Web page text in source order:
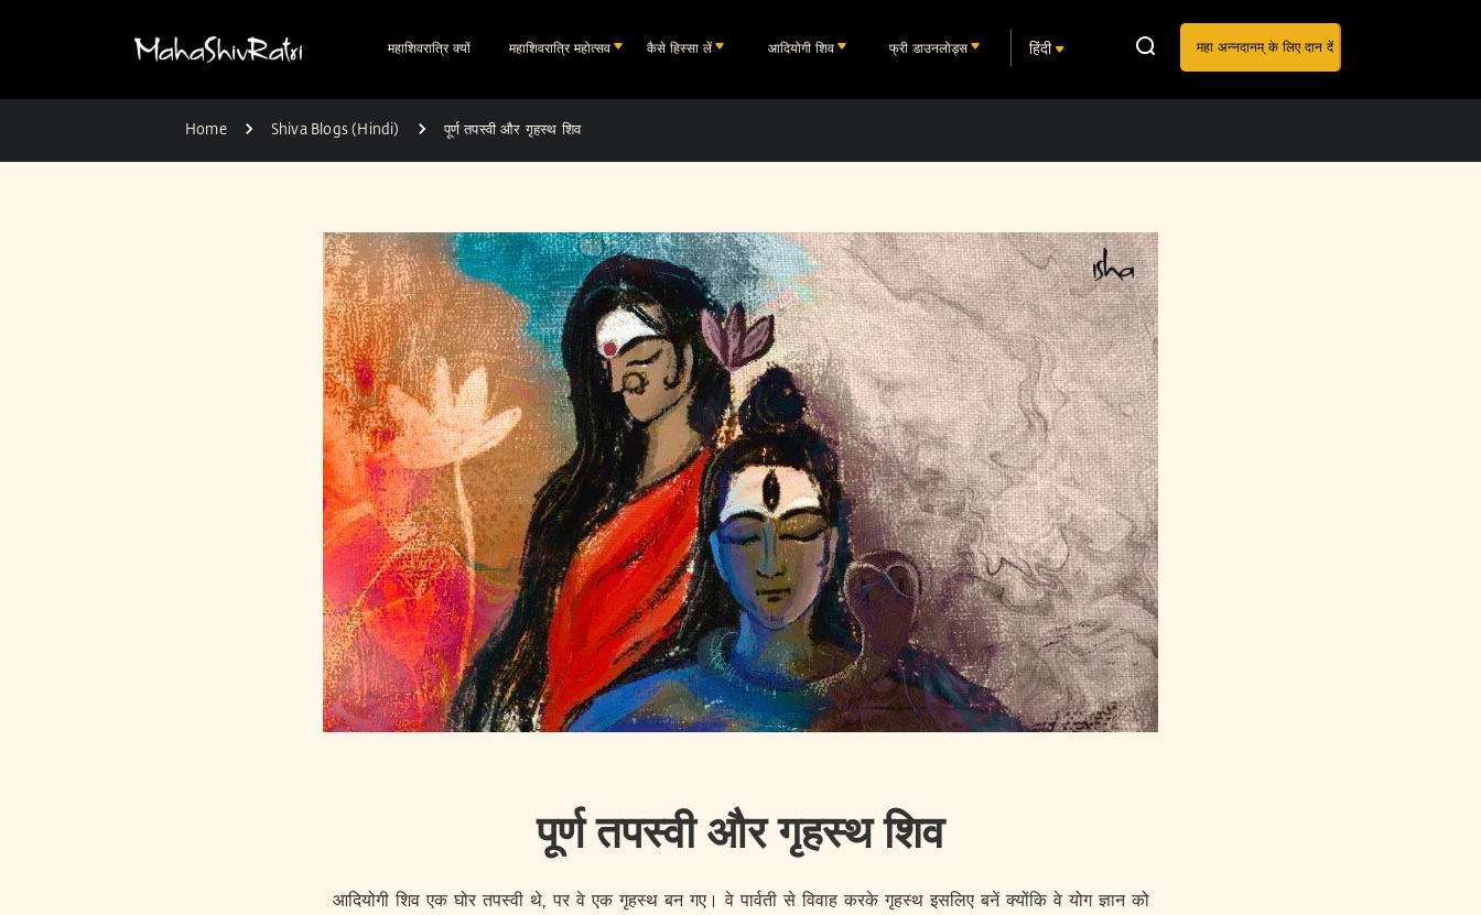
महाशिवरात्रि क्यों महाशिवरात्रि महोत्सव कैसे हिस्सा लें आदियोगी शिव फ्री डाउनलोड्स हिंदी महा अन्नदानम् के लिए दान दें
Home Shiva Blogs (Hindi) पूर्ण तपस्वी और गृहस्थ शिव
पूर्ण तपस्वी और गृहस्थ शिव
आदियोगी शिव एक घोर तपस्वी थे, पर वे एक गृहस्थ बन गए। वे पार्वती से विवाह करके गृहस्थ इसलिए बनें क्योंकि वे योग ज्ञान को